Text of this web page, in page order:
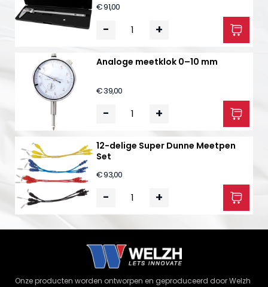
€ 91,00
- +
Analoge meetklok 0–10 mm
€ 39,00
- +
12-delige Super Dunne Meetpen
Set
€ 93,00
- +
Onze producten worden ontworpen en geproduceerd door Welzh